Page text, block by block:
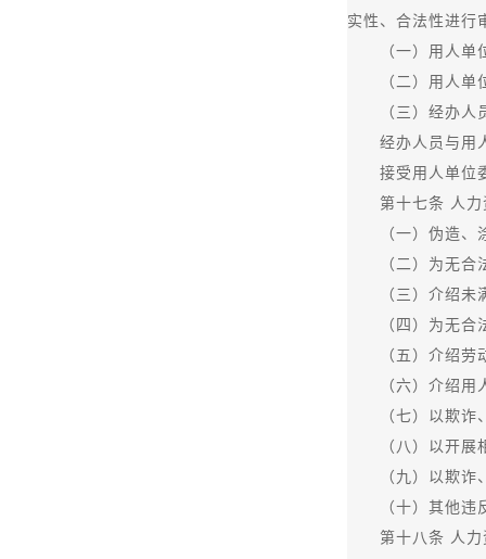
实性、合法性进行
（一）用人单
（二）用人单位
（三）经办人员
经办人员与用人
接受用人单位委
第十七条 人力
（一）伪造、涂
（二）为无合法
（三）介绍未满
（四）为无合法
（五）介绍劳动
（六）介绍用人
（七）以欺诈、
（八）以开展相
（九）以欺诈、
（十）其他违反
第十八条 人力资